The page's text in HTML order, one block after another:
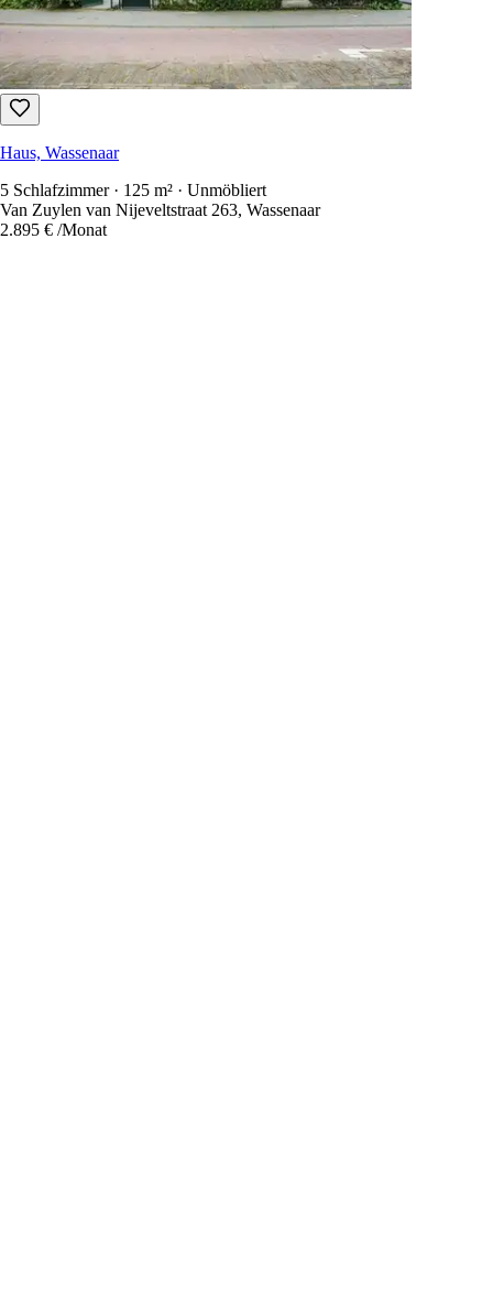
Haus, Wassenaar
5 Schlafzimmer · 125 m² · Unmöbliert
Van Zuylen van Nijeveltstraat 263, Wassenaar
2.895 € /Monat